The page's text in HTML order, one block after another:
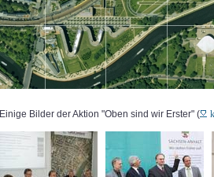
Einige Bilder der Aktion "Oben sind wir Erster" (